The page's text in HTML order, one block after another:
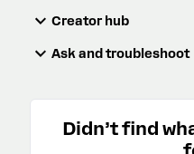
Creator hub
Ask and troubleshoot
Didn’t find